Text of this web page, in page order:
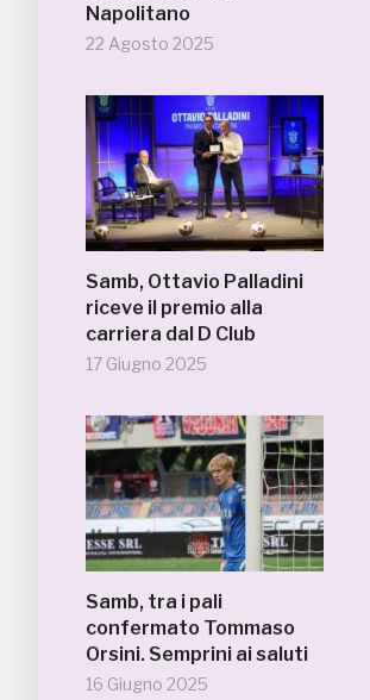
Napolitano
22 Agosto 2025
Samb, Ottavio Palladini
riceve il premio alla
carriera dal D Club
17 Giugno 2025
Samb, tra i pali
confermato Tommaso
Orsini. Semprini ai saluti
16 Giugno 2025